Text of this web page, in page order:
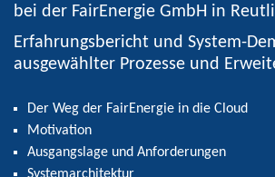
bei der FairEnergie GmbH in
Erfahrungsbericht und System-
ausgewählter Prozesse und
Der Weg der FairEnergie in die Cloud
Motivation
Ausgangslage und Anforderungen